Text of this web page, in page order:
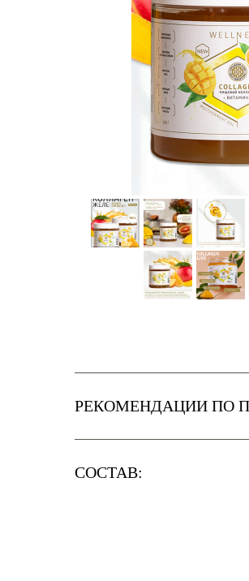
РЕКОМЕНДАЦИИ ПО
СОСТАВ: